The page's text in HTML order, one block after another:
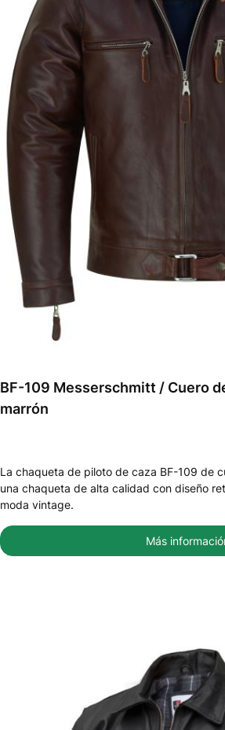
BF-109 Messerschmitt / Cuero
marrón
La chaqueta de piloto de caza BF-109 de
una chaqueta de alta calidad con diseño
moda vintage.
Más